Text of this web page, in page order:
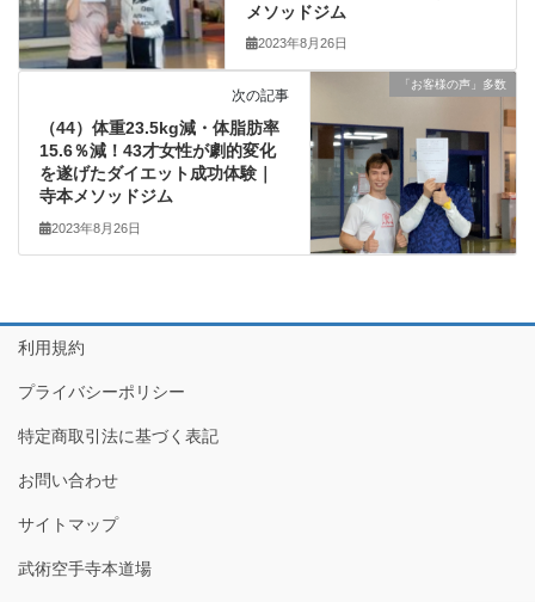
メソッドジム
2023年8月26日
「お客様の声」多数
次の記事
（44）体重23.5kg減・体脂肪率
15.6％減！43才女性が劇的変化
を遂げたダイエット成功体験｜
寺本メソッドジム
2023年8月26日
利用規約
プライバシーポリシー
特定商取引法に基づく表記
お問い合わせ
サイトマップ
武術空手寺本道場